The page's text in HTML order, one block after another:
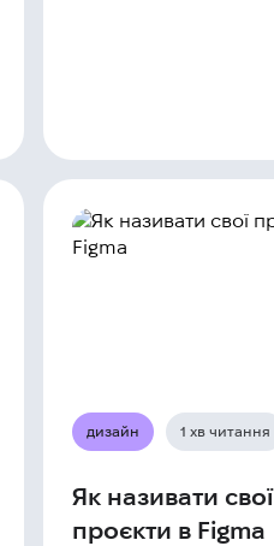
дизайн 1 хв читання
Як називати свої
проєкти в Figma